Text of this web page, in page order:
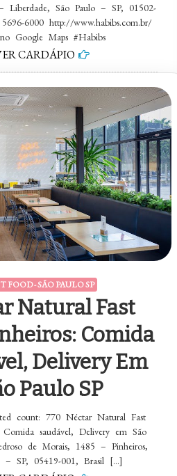
Liberdade, São Paulo – SP, 01502-
6000 http://www.habibs.com.br/
Google Maps #Habibs
CARDÁPIO
5 comentáriosem
Habib’s
FOOD - SÃO PAULO SP
Natural Fast
Comida
Delivery Em
Paulo SP
count: 770 Néctar Natural Fast
Comida saudável, Delivery em São
de Morais, 1485 – Pinheiros,
– SP, 05419-001, Brasil […]